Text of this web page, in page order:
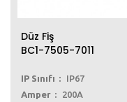
Düz Fiş
BC1-7505-7011
IP Sınıfı
IP67
Amper
200A